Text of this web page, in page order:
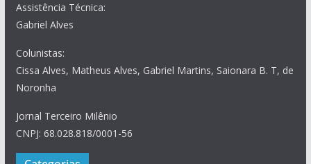
Assistência Técnica:
Gabriel Alves
Colunistas:
Cissa Alves, Matheus Alves, Gabriel Martins, Saionara B. T, de
Noronha
Jornal Terceiro Milênio
CNPJ: 68.028.818/0001-56